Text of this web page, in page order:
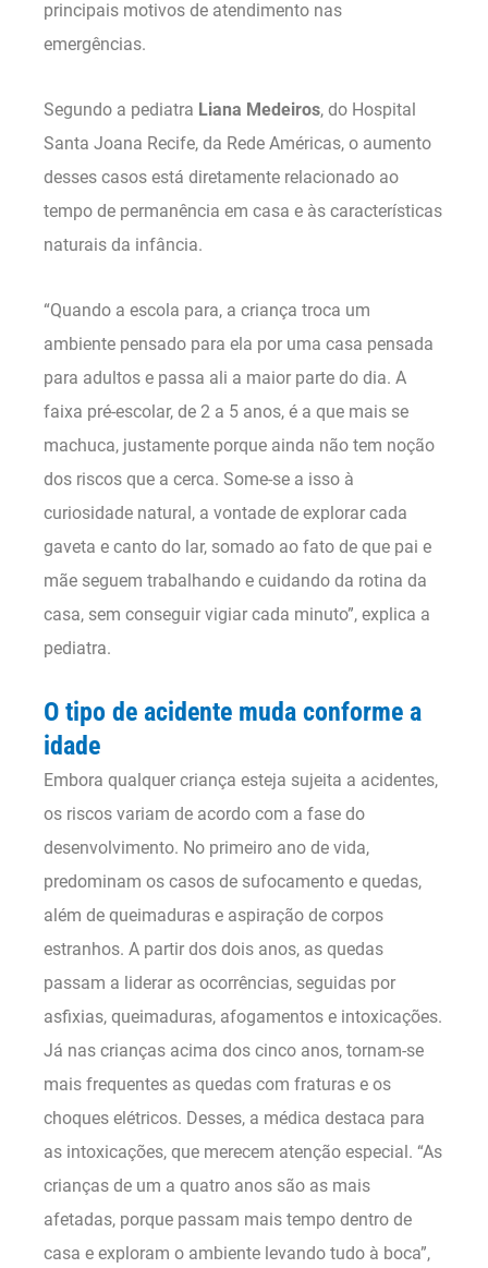
principais motivos de atendimento nas
emergências.
Segundo a pediatra Liana Medeiros, do Hospital
Santa Joana Recife, da Rede Américas, o aumento
desses casos está diretamente relacionado ao
tempo de permanência em casa e às características
naturais da infância.
“Quando a escola para, a criança troca um
ambiente pensado para ela por uma casa pensada
para adultos e passa ali a maior parte do dia. A
faixa pré-escolar, de 2 a 5 anos, é a que mais se
machuca, justamente porque ainda não tem noção
dos riscos que a cerca. Some-se a isso à
curiosidade natural, a vontade de explorar cada
gaveta e canto do lar, somado ao fato de que pai e
mãe seguem trabalhando e cuidando da rotina da
casa, sem conseguir vigiar cada minuto”, explica a
pediatra.
O tipo de acidente muda conforme a
idade
Embora qualquer criança esteja sujeita a acidentes,
os riscos variam de acordo com a fase do
desenvolvimento. No primeiro ano de vida,
predominam os casos de sufocamento e quedas,
além de queimaduras e aspiração de corpos
estranhos. A partir dos dois anos, as quedas
passam a liderar as ocorrências, seguidas por
asfixias, queimaduras, afogamentos e intoxicações.
Já nas crianças acima dos cinco anos, tornam-se
mais frequentes as quedas com fraturas e os
choques elétricos. Desses, a médica destaca para
as intoxicações, que merecem atenção especial. “As
crianças de um a quatro anos são as mais
afetadas, porque passam mais tempo dentro de
casa e exploram o ambiente levando tudo à boca”,